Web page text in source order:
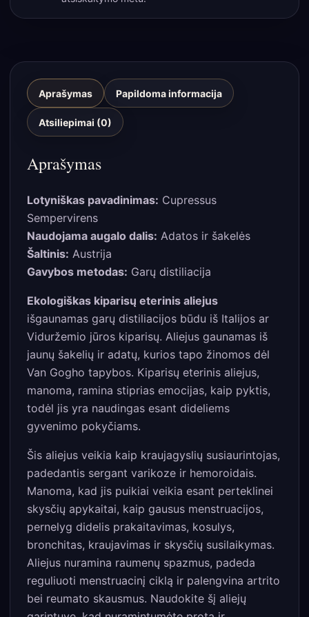
Aprašymas Papildoma informacija
Atsiliepimai (0)
Aprašymas
Lotyniškas pavadinimas: Cupressus
Sempervirens
Naudojama augalo dalis: Adatos ir šakelės
Šaltinis: Austrija
Gavybos metodas: Garų distiliacija
Ekologiškas kiparisų eterinis aliejus
išgaunamas garų distiliacijos būdu iš Italijos ar
Viduržemio jūros kiparisų. Aliejus gaunamas iš
jaunų šakelių ir adatų, kurios tapo žinomos dėl
Van Gogho tapybos. Kiparisų eterinis aliejus,
manoma, ramina stiprias emocijas, kaip pyktis,
todėl jis yra naudingas esant dideliems
gyvenimo pokyčiams.
Šis aliejus veikia kaip kraujagyslių susiaurintojas,
padedantis sergant varikoze ir hemoroidais.
Manoma, kad jis puikiai veikia esant perteklinei
skysčių apykaitai, kaip gausus menstruacijos,
pernelyg didelis prakaitavimas, kosulys,
bronchitas, kraujavimas ir skysčių susilaikymas.
Aliejus nuramina raumenų spazmus, padeda
reguliuoti menstruacinį ciklą ir palengvina artrito
bei reumato skausmus. Naudokite šį aliejų